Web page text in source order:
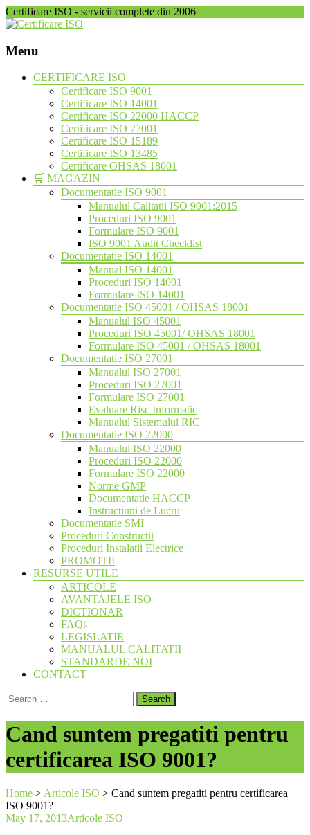
Certificare ISO - servicii complete din 2006
Menu
Skip
CERTIFICARE ISO
Certificare ISO 9001
Certificare ISO 14001
Certificare ISO 22000 HACCP
Certificare ISO 27001
Certificare ISO 15189
Certificare ISO 13485
Certificare OHSAS 18001
🛒 MAGAZIN
Documentatie ISO 9001
Manualul Calitatii ISO 9001:2015
Proceduri ISO 9001
Formulare ISO 9001
ISO 9001 Audit Checklist
Documentatie ISO 14001
Manual ISO 14001
Proceduri ISO 14001
Formulare ISO 14001
Documentatie ISO 45001 / OHSAS 18001
Manualul ISO 45001
Proceduri ISO 45001/ OHSAS 18001
Formulare ISO 45001 / OHSAS 18001
Documentatie ISO 27001
Manualul ISO 27001
Proceduri ISO 27001
Formulare ISO 27001
Evaluare Risc Informatic
Manualul Sistemului RIC
Documentatie ISO 22000
Manualul ISO 22000
Proceduri ISO 22000
Formulare ISO 22000
Norme GMP
Documentatie HACCP
Instructiuni de Lucru
Documentatie SMI
Proceduri Constructii
Proceduri Instalatii Electrice
PROMOTII
RESURSE UTILE
ARTICOLE
AVANTAJELE ISO
DICTIONAR
FAQs
LEGISLATIE
MANUALUL CALITATII
STANDARDE NOI
CONTACT
Search
for:
Cand suntem pregatiti pentru
certificarea ISO 9001?
Home > Articole ISO > Cand suntem pregatiti pentru certificarea
ISO 9001?
May 17, 2013Articole ISO